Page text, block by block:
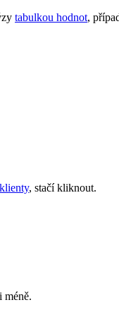
tabulkou hodnot,
, stačí kliknout.
méně.